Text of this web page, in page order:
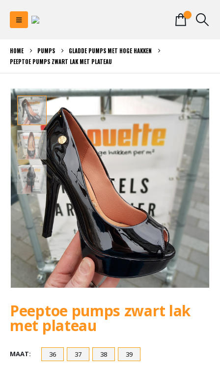
HOME PUMPS
GLADDE PUMPS MET HOGE HAKKEN
PEEPTOE PUMPS ZWART LAK MET PLATEAU
Peeptoe pumps zwart lak
met plateau
MAAT 36 37 38 39